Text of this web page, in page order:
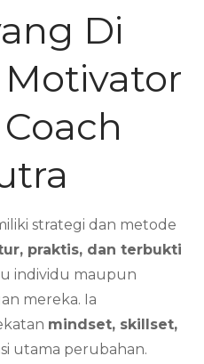
Di
strategi dan metode
praktis, dan terbukti
individu maupun
mereka. Ia
mindset, skillset,
utama perubahan.